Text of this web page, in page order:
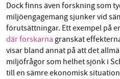
Dock finns även forskning som
miljöengagemang sjunker vid
förutsättningar. Ett exempel på
där forskarna granskat
visar bland annat på att det
miljöfrågor som helhet sjönk i
till en sämre ekonomisk